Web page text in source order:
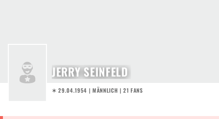
JERRY SEINFELD
✶ 29.04.1954 | MÄNNLICH | 21 FANS